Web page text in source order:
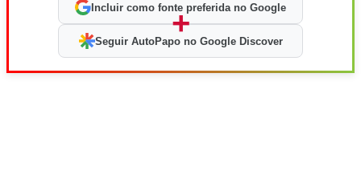
Incluir como fonte preferida no Google
+
Seguir AutoPapo no Google Discover